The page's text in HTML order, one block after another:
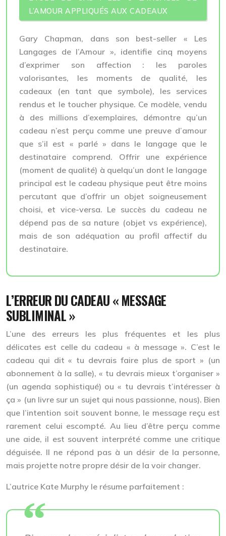
L’AMOUR APPLIQUÉS AUX CADEAUX
Gary Chapman, dans son best-seller « Les
Langages de l’Amour », identifie cinq moyens
d’exprimer son affection : les paroles
valorisantes, les moments de qualité, les
cadeaux (en tant que symbole), les services
rendus et le toucher physique. Ce modèle, vendu
à des millions d’exemplaires, démontre qu’un
cadeau n’est perçu comme une preuve d’amour
que s’il est « parlé » dans le langage que le
destinataire comprend. Offrir une expérience
(moment de qualité) à quelqu’un dont le langage
principal est le cadeau physique peut être moins
percutant que d’offrir un objet soigneusement
choisi, et vice-versa. Le succès du cadeau ne
dépend pas de sa nature (objet vs expérience),
mais de son adéquation au profil affectif du
destinataire.
L’ERREUR DU CADEAU « MESSAGE
SUBLIMINAL »
L’une des erreurs les plus fréquentes et les plus
délicates est celle du cadeau « à message ». C’est le
cadeau qui dit « tu devrais faire plus de sport » (un
abonnement à la salle), « tu devrais mieux t’organiser »
(un agenda sophistiqué) ou « tu devrais t’intéresser à
ça » (un livre sur un sujet qui nous passionne, nous). Bien
que l’intention soit souvent bonne, le message reçu est
rarement celui escompté. Au lieu d’être perçu comme
une aide, il est souvent interprété comme une critique
déguisée. Il ne répond pas à un désir de la personne,
mais projette notre propre désir de la voir changer.
L’autrice Kate Murphy le résume parfaitement :